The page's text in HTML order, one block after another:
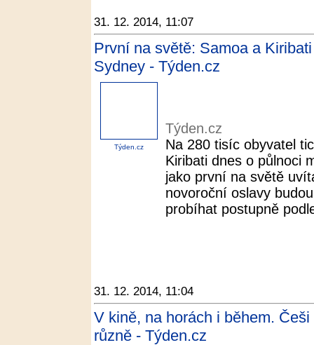
31. 12. 2014, 11:07
První na světě: Samoa a
Sydney - Týden.cz
Týden.cz
Týden.cz
Na 280 tisíc obyvatel
Kiribati dnes o půlnoci
jako první na světě
novoroční oslavy
probíhat postupně
31. 12. 2014, 11:04
V kině, na horách i během.
různě - Týden.cz